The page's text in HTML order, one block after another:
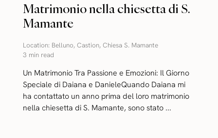
Matrimonio nella chiesetta di S.
Mamante
Location: Belluno,Castion,Chiesa S. Mamante
3 min read
Un Matrimonio Tra Passione e Emozioni: Il Giorno
Speciale di Daiana e DanieleQuando Daiana mi
ha contattato un anno prima del loro matrimonio
nella chiesetta di S. Mamante, sono stato ...